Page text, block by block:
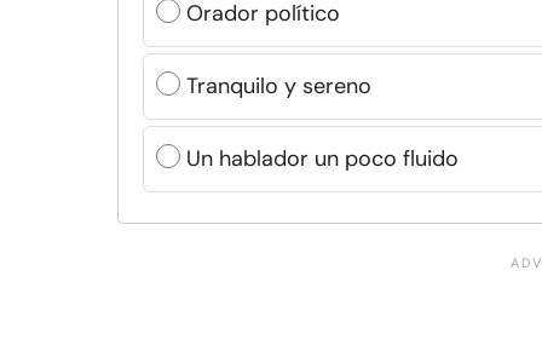
Orador político
Tranquilo y sereno
Un hablador un poco fluido